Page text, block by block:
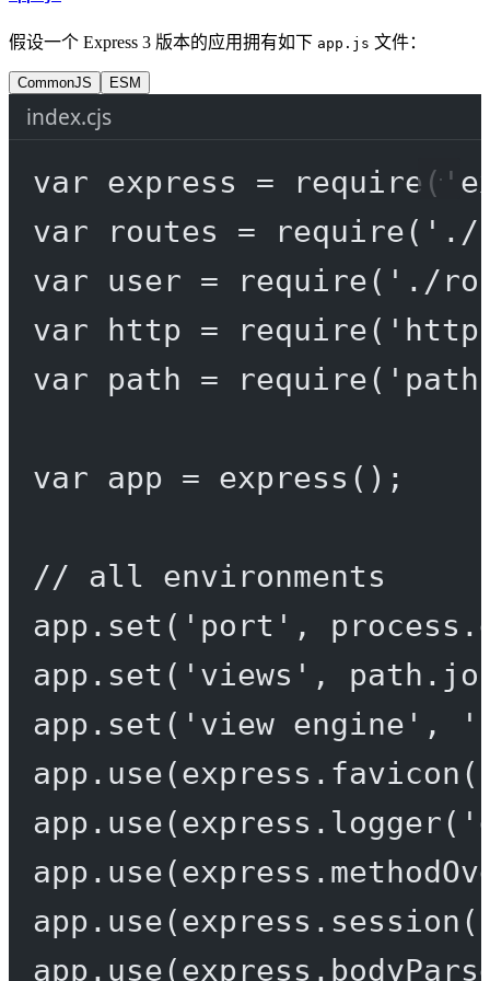
假设一个 Express 3 版本的应用拥有如下 app.js 文件：
CommonJS ESM
index.cjs
var express = require (
var routes = require( './
var user = require( './
var http = require(
var path = require(
var app = express ();
// all environments
app. set ( 'port' ,
app. set ( 'views' , path.
app. set ( 'view engine' ,
app. use(express. favicon
app. use(express. logger(
app. use(express.
app. use(express. session
app. use(express.